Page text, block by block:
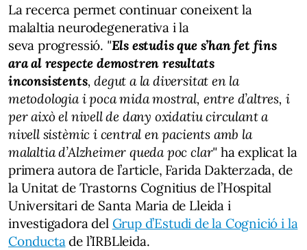
La recerca permet continuar coneixent la
malaltia neurodegenerativa i la
seva progressió. "Els estudis que s’han fet fins
ara al respecte demostren resultats
inconsistents, degut a la diversitat en la
metodologia i poca mida mostral, entre d’altres, i
per això el nivell de dany oxidatiu circulant a
nivell sistèmic i central en pacients amb la
malaltia d’Alzheimer queda poc clar" ha explicat la
primera autora de l’article, Farida Dakterzada, de
la Unitat de Trastorns Cognitius de l’Hospital
Universitari de Santa Maria de Lleida i
investigadora del Grup d’Estudi de la Cognició i la
Conducta de l’IRBLleida.